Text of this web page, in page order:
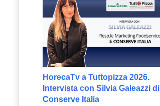
HorecaTv a Tuttopizza 2026.
Intervista con Silvia Galeazzi di
Conserve Italia